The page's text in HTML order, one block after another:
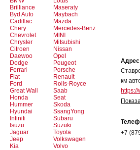
Brilliance
Byd Auto
Cadillac
Chery
Chevrolet
Chrysler
Citroen
Daewoo
Dodge
Ferrari
Fiat
Ford
Great Wall
Honda
Hummer
Hyundai
Infiniti
Isuzu
Jaguar
Jeep
Kia
Maseraty
Maybach
Mazda
Mercedes-Benz
MINI
Mitsubishi
Nissan
Opel
Peugeot
Porsche
Renault
Rolls-Royce
Saab
Seat
Skoda
SsangYong
Subaru
Suzuki
Toyota
Volkswagen
Volvo
км
+7